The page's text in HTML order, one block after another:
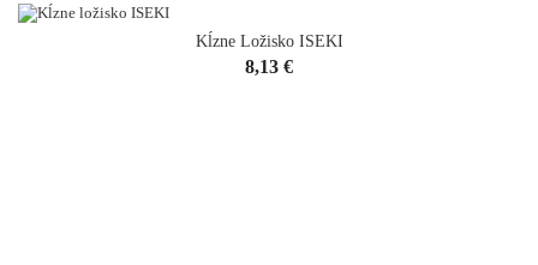
Kĺzne Ložisko ISEKI
Cena
8,13 €